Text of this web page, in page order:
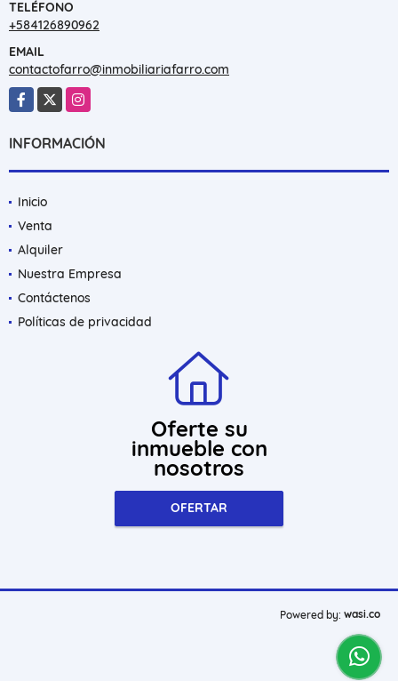
TELÉFONO
+584126890962
EMAIL
contactofarro@inmobiliariafarro.com
Facebook
X Instagram
INFORMACIÓN
Inicio
Venta
Alquiler
Nuestra Empresa
Contáctenos
Políticas de privacidad
Oferte su
inmueble con
nosotros
OFERTAR
Powered by: wasi.co